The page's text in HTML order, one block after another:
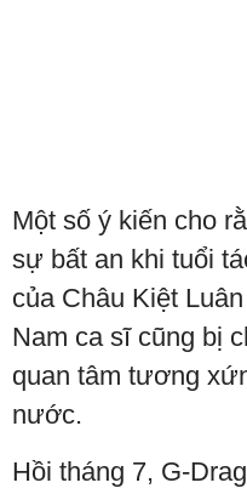
Một số ý kiến cho
sự bất an khi tuổi
của Châu Kiệt
Nam ca sĩ cũng bị
quan tâm tương
nước.
Hồi tháng 7, G-